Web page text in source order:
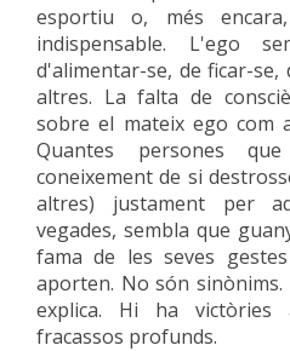
esportiu o, més
indispensable. L'ego
d'alimentar-se, de ficar-
altres. La falta de
sobre el mateix ego com
Quantes persones
coneixement de si
altres) justament per
vegades, sembla que
fama de les seves
aporten. No són
explica. Hi ha victòries
fracassos profunds.